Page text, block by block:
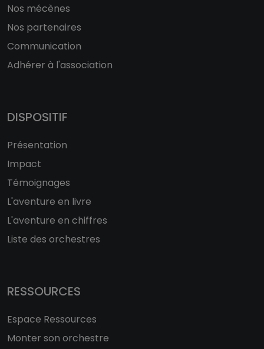
Nos mécènes
Nos partenaires
Communication
Adhérer à l'association
DISPOSITIF
Présentation
Impact
Témoignages
L'aventure en livre
L'aventure en chiffres
Liste des orchestres
RESSOURCES
Espace Ressources
Monter son orchestre